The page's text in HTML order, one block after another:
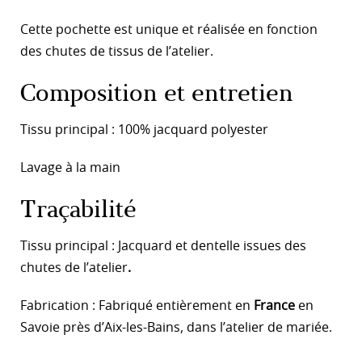
Cette pochette est unique et réalisée en fonction
des chutes de tissus de l’atelier.
Composition et entretien
Tissu principal : 100% jacquard polyester
Lavage à la main
Traçabilité
Tissu principal : Jacquard et dentelle issues des
chutes de l’atelier.
Fabrication : Fabriqué entièrement en France en
Savoie près d’Aix-les-Bains, dans l’atelier de mariée.